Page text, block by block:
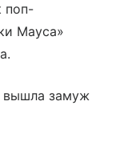
поп-
Мауса»
вышла замуж